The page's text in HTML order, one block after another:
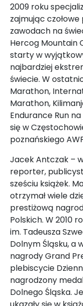
2009 roku
zajmując
zawodach na
Hercog Mountain
starty w
najbardziej
świecie. W
Marathon,
Marathon,
Endurance Run
się w
poznańskiego
Jacek Antczak –
reporter,
sześciu książek.
otrzymał wiele
prestiżową
Polskich. W 2010
im. Tadeusza
Dolnym Śląsku, a
nagrody Grand
plebiscycie
nagrodzony
Dolnego Śląska.